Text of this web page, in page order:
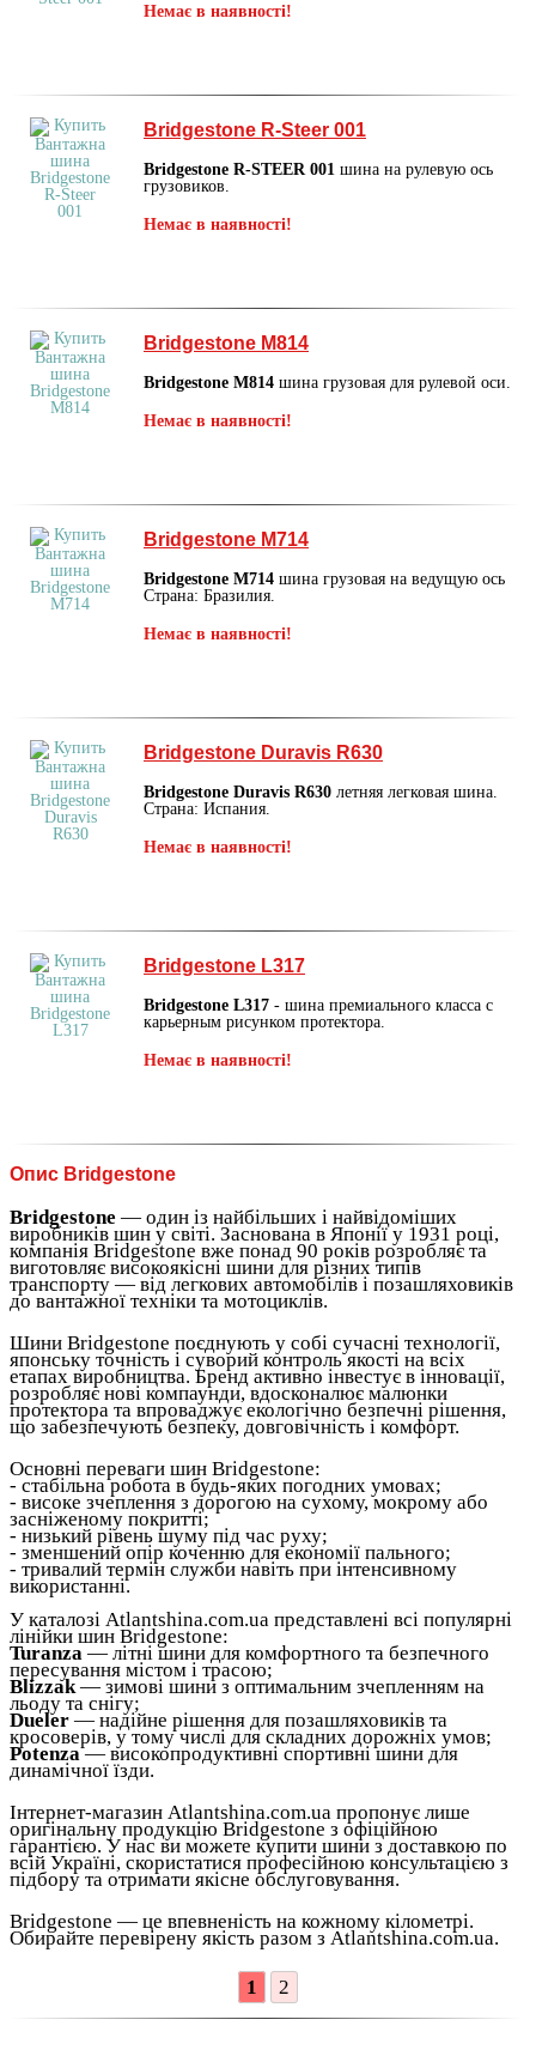
Немає в наявності!
Bridgestone R-Steer 001
Bridgestone R-STEER 001 шина на рулевую ось
грузовиков.
Немає в наявності!
Bridgestone M814
Bridgestone M814 шина грузовая для рулевой оси.
Немає в наявності!
Bridgestone M714
Bridgestone M714 шина грузовая на ведущую ось
Страна: Бразилия.
Немає в наявності!
Bridgestone Duravis R630
Bridgestone Duravis R630 летняя легковая шина.
Страна: Испания.
Немає в наявності!
Bridgestone L317
Bridgestone L317 - шина премиального класса с
карьерным рисунком протектора.
Немає в наявності!
Опис Bridgestone
Bridgestone — один із найбільших і найвідоміших
виробників шин у світі. Заснована в Японії у 1931 році,
компанія Bridgestone вже понад 90 років розробляє та
виготовляє високоякісні шини для різних типів
транспорту — від легкових автомобілів і позашляховиків
до вантажної техніки та мотоциклів.
Шини Bridgestone поєднують у собі сучасні технології,
японську точність і суворий контроль якості на всіх
етапах виробництва. Бренд активно інвестує в інновації,
розробляє нові компаунди, вдосконалює малюнки
протектора та впроваджує екологічно безпечні рішення,
що забезпечують безпеку, довговічність і комфорт.
Основні переваги шин Bridgestone:
- стабільна робота в будь-яких погодних умовах;
- високе зчеплення з дорогою на сухому, мокрому або
засніженому покритті;
- низький рівень шуму під час руху;
- зменшений опір коченню для економії пального;
- тривалий термін служби навіть при інтенсивному
використанні.
У каталозі Atlantshina.com.ua представлені всі популярні
лінійки шин Bridgestone:
Turanza — літні шини для комфортного та безпечного
пересування містом і трасою;
Blizzak — зимові шини з оптимальним зчепленням на
льоду та снігу;
Dueler — надійне рішення для позашляховиків та
кросоверів, у тому числі для складних дорожніх умов;
Potenza— високопродуктивні спортивні шини для
динамічної їзди.
Інтернет-магазин Atlantshina.com.ua пропонує лише
оригінальну продукцію Bridgestone з офіційною
гарантією. У нас ви можете купити шини з доставкою по
всій Україні, скористатися професійною консультацією з
підбору та отримати якісне обслуговування.
Bridgestone — це впевненість на кожному кілометрі.
Обирайте перевірену якість разом з Atlantshina.com.ua.
1 2